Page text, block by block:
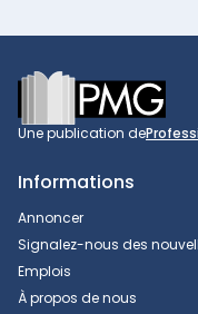
Footer
Une publication de
Informations
Annoncer
Signalez-nous des
Emplois
À propos de nous